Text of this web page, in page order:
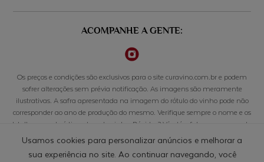
Usamos cookies para personalizar anúncios e melhorar a
sua experiência no site. Ao continuar navegando, você
ACOMPANHE A GENTE:
Os preços e condições são exclusivos para o site curavino.com.br e podem
sofrer alterações sem prévia notificação. As imagens são meramente
ilustrativas. A safra apresentada na imagem do rótulo do vinho pode não
corresponder ao ano de produção do mesmo. Verifique sempre o nome e os
detalhes características de cada vinho. Dúvidas? Vá até o fale conosco para ter
acesso aos canais de comunicação. Beba com responsabilidade. Se beber não
dirija. A venda de bebidas alcoólicas é proibida para menores de 18 anos.